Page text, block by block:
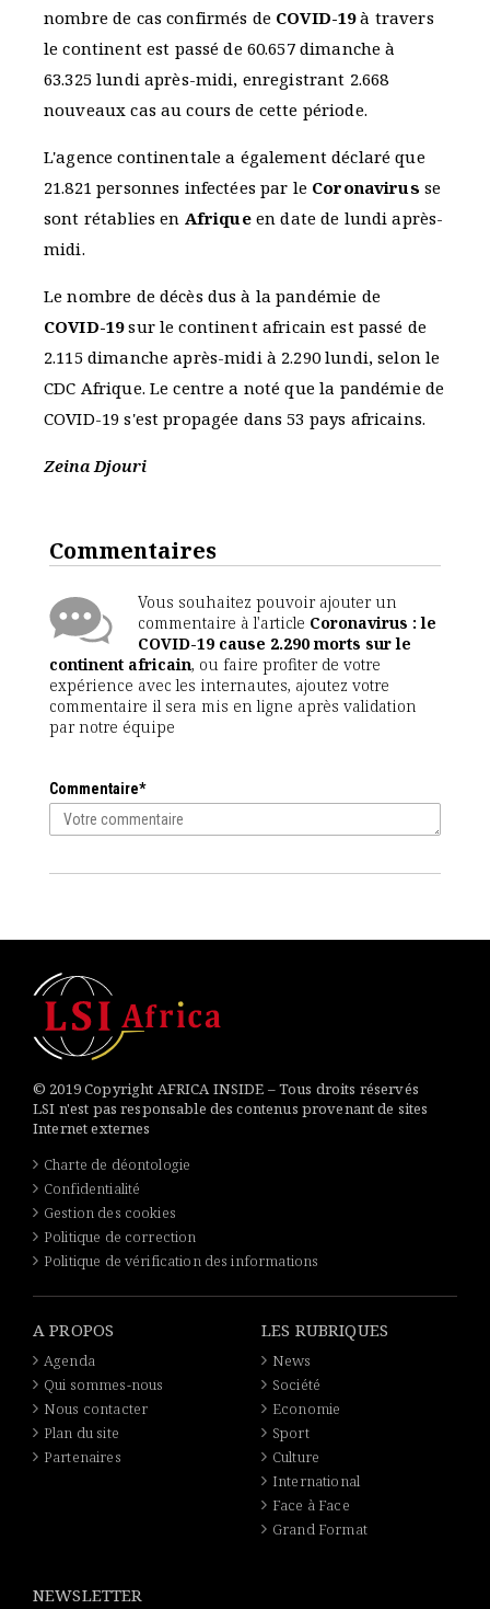
nombre de cas confirmés de COVID-19à travers
le continent est passé de 60.657 dimanche à
63.325 lundi après-midi, enregistrant 2.668
nouveaux cas au cours de cette période.
L'agence continentale a également déclaré que
21.821 personnes infectées par le Coronavirusse
sont rétablies en Afriqueen date de lundi après-
midi.
Le nombre de décès dus à la pandémie de
COVID-19sur le continent africain est passé de
2.115 dimanche après-midi à 2.290 lundi, selon le
CDC Afrique. Le centre a noté que la pandémie de
COVID-19 s'est propagée dans 53 pays africains.
Zeina Djouri
Commentaires
Vous souhaitez pouvoir ajouter un
commentaire à l'article Coronavirus : le
COVID-19 cause 2.290 morts sur le
continent africain, ou faire profiter de votre
expérience avec les internautes, ajoutez votre
commentaire il sera mis en ligne après validation
par notre équipe
Commentaire*
© 2019 Copyright AFRICA INSIDE – Tous droits réservés
LSI n'est pas responsable des contenus provenant de sites
Internet externes
Charte de déontologie
Confidentialité
Gestion des cookies
Politique de correction
Politique de vérification des informations
A PROPOS
Agenda
Qui sommes-nous
Nous contacter
Plan du site
Partenaires
LES RUBRIQUES
News
Société
Economie
Sport
Culture
International
Face à Face
Grand Format
NEWSLETTER